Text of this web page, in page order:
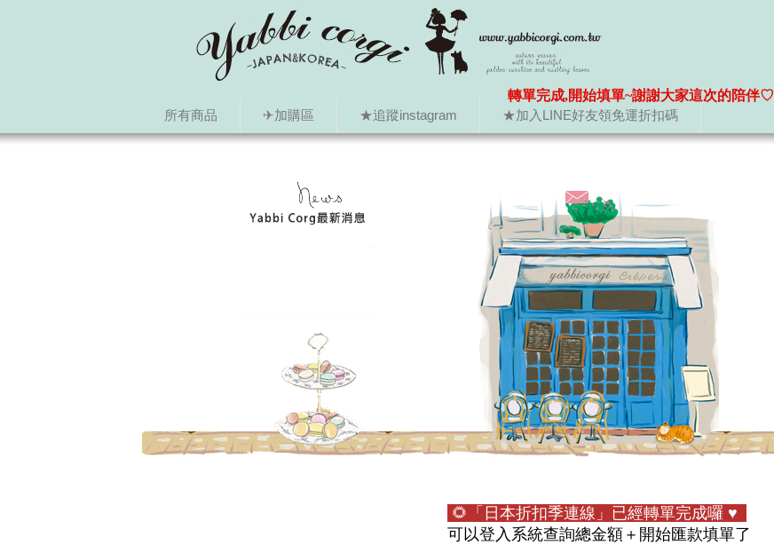
所有商品 ✈加購區 ★追蹤instagram ★加入LINE好友領免運折扣碼
轉單完成,開始填單~謝謝大家這次的陪伴♡